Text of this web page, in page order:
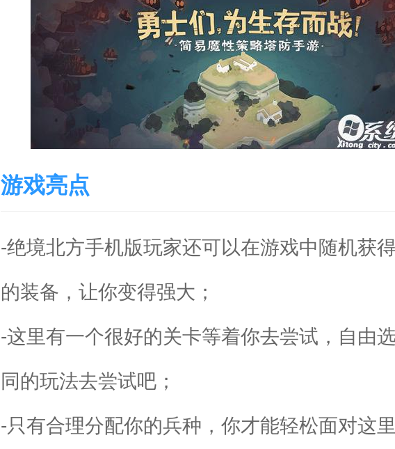
游戏亮点
-绝境北方手机版玩家还可以在游戏中随机获
的装备，让你变得强大；
-这里有一个很好的关卡等着你去尝试，自由
同的玩法去尝试吧；
-只有合理分配你的兵种，你才能轻松面对这